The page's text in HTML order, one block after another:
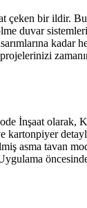
bir ildir.
duvar
olarak,
asma tavan